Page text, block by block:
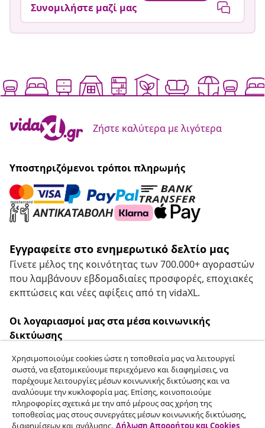
Συνομιλήστε μαζί μας
Ζήστε καλύτερα με λιγότερα
Υποστηριζόμενοι τρόποι πληρωμής
Εγγραφείτε στο ενημερωτικό δελτίο μας
Γίνετε μέλος της κοινότητας των 700.000+ αγοραστών
που λαμβάνουν εβδομαδιαίες προσφορές, εποχιακές
εκπτώσεις και νέες αφίξεις από τη vidaXL.
Οι λογαριασμοί μας στα μέσα κοινωνικής
δικτύωσης
Υπαναχώρηση από τη σύμβαση
Υποβάλετε αίτημα υπαναχώρησης για την
παραγγελία σας.
Χρησιμοποιούμε cookies ώστε η τοποθεσία μας να λειτουργεί
σωστά, να εξατομικεύουμε περιεχόμενο και διαφημίσεις, να
παρέχουμε λειτουργίες μέσων κοινωνικής δικτύωσης και να
αναλύουμε την κυκλοφορία μας. Επίσης, κοινοποιούμε
πληροφορίες σχετικά με την από μέρους σας χρήση της
τοποθεσίας μας στους συνεργάτες μέσων κοινωνικής δικτύωσης,
διαφημίσεων και ανάλυσης. Δήλωση Απορρήτου και Cookies